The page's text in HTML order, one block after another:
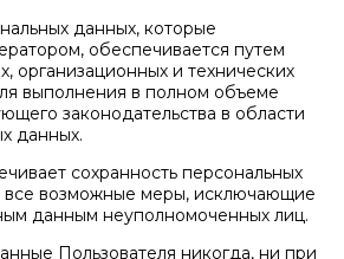
данных, которые
обеспечивается путем
организационных и технических
выполнения в полном объеме
законодательства в области
данных.
сохранность персональных
все возможные меры, исключающие
данным неуполномоченных лиц.
Пользователя никогда, ни при